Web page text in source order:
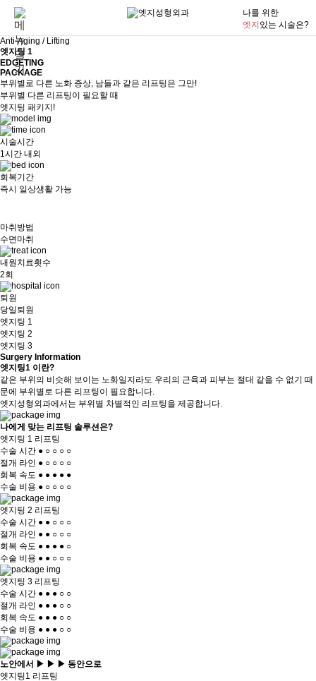
나를 위한
엣지 있는 시술은?
Anti-Aging / Lifting
엣지팅 1
EDGETING
PACKAGE
부위별로 다른 노화 증상, 남들과 같은 리프팅은 그만!
부위별 다른 리프팅이 필요할 때
엣지팅 패키지!
시술시간
1시간 내외
회복기간
즉시 일상생활 가능
마취방법
수면마취
내원치료횟수
2회
퇴원
당일퇴원
엣지팅 1
엣지팅 2
엣지팅 3
Surgery Information
엣지팅1 이란?
같은 부위의 비슷해 보이는 노화일지라도 우리의 근육과 피부는 절대 같을 수 없기 때
문에 부위별로 다른 리프팅이 필요합니다.
엣지성형외과에서는 부위별 차별적인 리프팅을 제공합니다.
나에게 맞는 리프팅 솔루션은?
엣지팅 1 리프팅
수술 시간 ● ○ ○ ○ ○
절개 라인 ● ○ ○ ○ ○
회복 속도 ● ● ● ● ●
수술 비용 ● ○ ○ ○ ○
엣지팅 2 리프팅
수술 시간 ● ● ○ ○ ○
절개 라인 ● ● ○ ○ ○
회복 속도 ● ● ● ● ○
수술 비용 ● ● ○ ○ ○
엣지팅 3 리프팅
수술 시간 ● ● ● ○ ○
절개 라인 ● ● ● ○ ○
회복 속도 ● ● ● ○ ○
수술 비용 ● ● ● ○ ○
노안에서 ▶ ▶ ▶ 동안으로
엣지팅1 리프팅